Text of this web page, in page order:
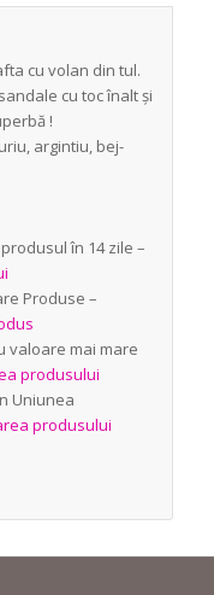
cu volan din tul.
cu toc înalt și
!
argintiu, bej-
în 14 zile –
Produse –
valoare mai mare
produsului
Uniunea
produsului